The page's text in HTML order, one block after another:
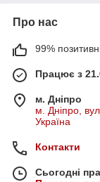
Про нас
99%
Працює з
м. Дніпро
м. Дніпро,
Україна
Контакти
Сьогодні